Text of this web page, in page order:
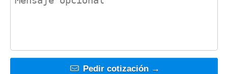
Pedir cotización →